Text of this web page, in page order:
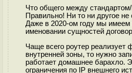
Что общего между
Правильно! Ни то ни другое
Даже в 2020-ом году мы имеем
именовании сущностей
Чаще всего роутер реализует
внутренней зоны, то нужно
работает домашнее барахло.
ограничения по IP внешнего